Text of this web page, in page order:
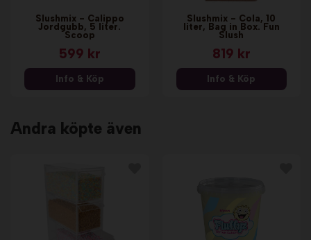
Slushmix - Calippo
Jordgubb, 5 liter.
Scoop
599 kr
Info & Köp
Slushmix - Cola, 10
liter, Bag in Box. Fun
Slush
819 kr
Info & Köp
Andra köpte även